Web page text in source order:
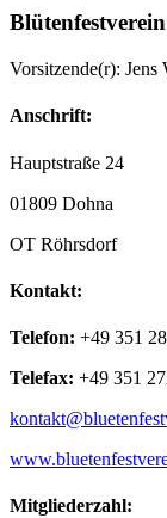
Vorsitzende(r): Jens
Anschrift:
Hauptstraße 24
01809 Dohna
OT Röhrsdorf
Kontakt:
Telefon: +49 351
Telefax: +49 351
Mitgliederzahl: